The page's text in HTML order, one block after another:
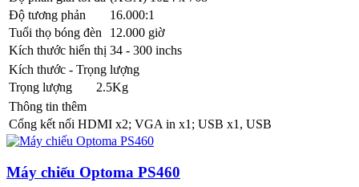
Độ tương phản
16.000:1
Tuổi thọ bóng đèn
12.000 giờ
Kích thước hiển thị 34 - 300 inchs
Kích thước - Trọng lượng
Trọng lượng
2.5Kg
Thông tin thêm
Cổng kết nối HDMI x2; VGA in x1; USB x1, USB
Máy chiếu Optoma PS460